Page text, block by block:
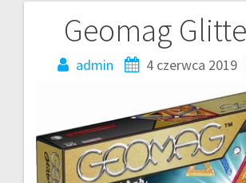
Geomag
admin 4 czerwca 2019
Nawigacja
wpisu